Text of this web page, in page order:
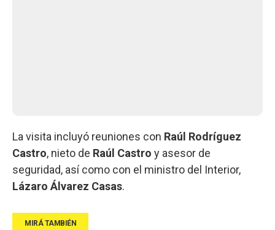
La visita incluyó reuniones con Raúl Rodríguez
Castro, nieto de Raúl Castro y asesor de
seguridad, así como con el ministro del Interior,
Lázaro Álvarez Casas.